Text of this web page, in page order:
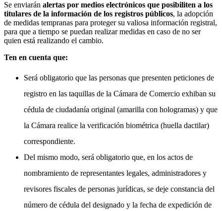
Se enviarán alertas por medios electrónicos que posibiliten a los
titulares de la información de los registros públicos, la adopción
de medidas tempranas para proteger su valiosa información registral,
para que a tiempo se puedan realizar medidas en caso de no ser
quien está realizando el cambio.
Ten en cuenta que:
Será obligatorio que las personas que presenten peticiones de
registro en las taquillas de la Cámara de Comercio exhiban su
cédula de ciudadanía original (amarilla con hologramas) y que
la Cámara realice la verificación biométrica (huella dactilar)
correspondiente.
Del mismo modo, será obligatorio que, en los actos de
nombramiento de representantes legales, administradores y
revisores fiscales de personas jurídicas, se deje constancia del
número de cédula del designado y la fecha de expedición de